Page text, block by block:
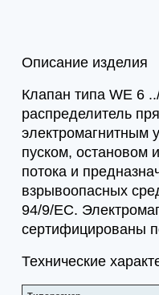
Описание изделия
Клапан типа WE 6
распределитель
электромагнитным
пуском, остановом
потока и
взрывоопасных
94/9/ЕС.
сертифицированы
Технические